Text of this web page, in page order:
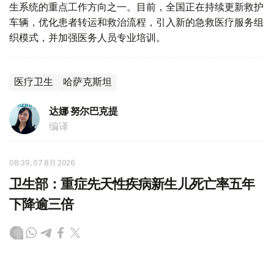
生系统的重点工作方向之一。目前，全国正在持续更新救护
车辆，优化患者转运和救治流程，引入新的急救医疗服务组
织模式，并加强医务人员专业培训。
医疗卫生 哈萨克斯坦
达娜 努尔巴克提
编译
08:39, 07 8月 2026
卫生部：重症先天性疾病新生儿死亡率五年
下降逾三倍